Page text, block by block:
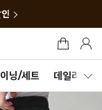
닝/세트 데일리세트